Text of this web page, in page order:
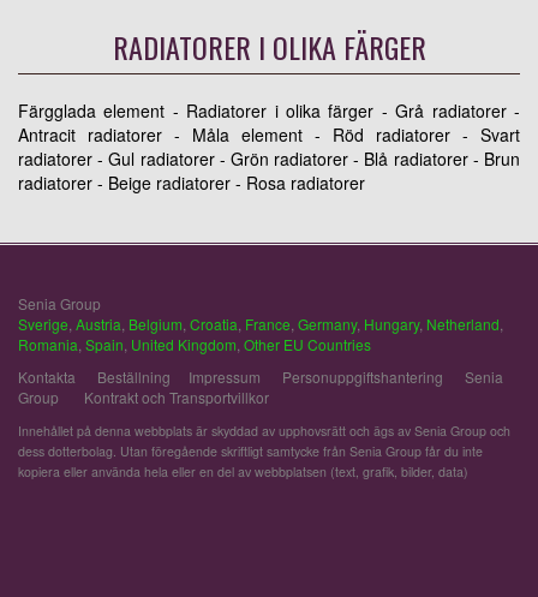
RADIATORER I OLIKA FÄRGER
Färgglada element - Radiatorer i olika färger - Grå radiatorer -
Antracit radiatorer - Måla element - Röd radiatorer - Svart
radiatorer - Gul radiatorer - Grön radiatorer - Blå radiatorer - Brun
radiatorer - Beige radiatorer - Rosa radiatorer
Senia Group
Sverige Austria Belgium Croatia France Germany, Hungary, Netherland
Romania Spain United Kingdom Other EU Countries
Kontakta
Beställning Impressum Personuppgiftshantering
Senia
Group
Kontrakt och Transportvillkor
Innehållet på denna webbplats är skyddad av upphovsrätt och ägs av Senia Group och
dess dotterbolag. Utan föregående skriftligt samtycke från Senia Group får du inte
kopiera eller använda hela eller en del av webbplatsen (text, grafik, bilder, data)